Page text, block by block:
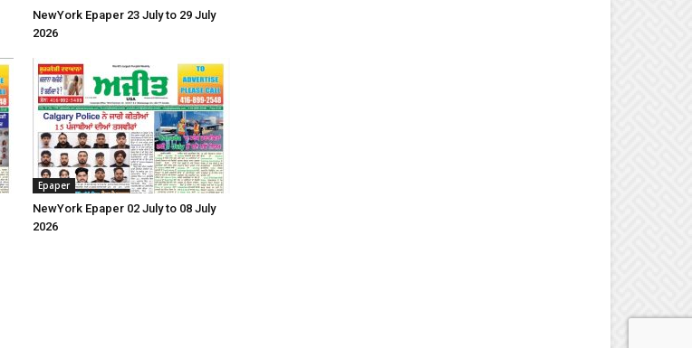
NewYork Epaper 23 July to 29 July
2026
Epaper
NewYork Epaper 02 July to 08 July
2026